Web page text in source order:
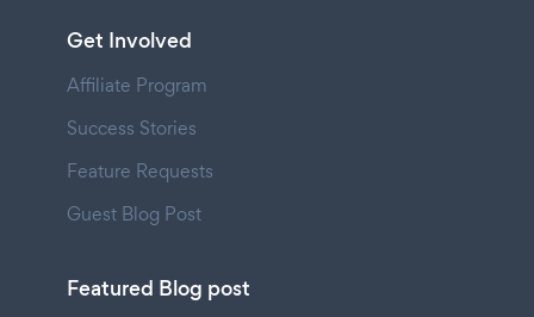
Get Involved
Affiliate Program
Success Stories
Feature Requests
Guest Blog Post
Featured Blog post